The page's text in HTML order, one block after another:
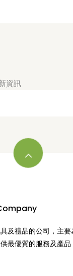
資訊
及禮品的公司，主
最優質的服務及產